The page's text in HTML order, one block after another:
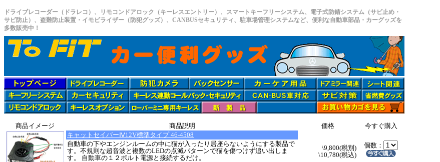
ドライブレコーダー（ドラレコ）、リモコンドアロック（キーレスエントリー）、スマートキーフリーシステム、電子式防錆システム（サビ止め・
サビ防止）、盗難防止装置・イモビライザー（防犯グッズ）、CANBUSセキュリティ、駐車場管理システムなど、便利な自動車部品・カーグッズを
多数販売中！
商品イメージ 商品説明 価格
今すぐ購入
キャットセイバーⅣ12V標準タイプ 46-4508
\9,800(税別)
\10,780(税込)
個数：
自動車の下やエンジンルームの中に猫が入ったり居座らないようにする製品で
す。不規則な超音波と複数のLEDの点滅パターンで猫を傷つけず追い出しま
す。 自動車の１２ボルト電源と接続するだけ。